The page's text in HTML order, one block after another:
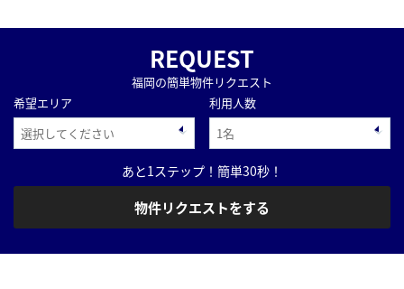
REQUEST
福岡の簡単物件リクエスト
希望エリア
利用人数
あと1ステップ！簡単30秒！
物件リクエストをする